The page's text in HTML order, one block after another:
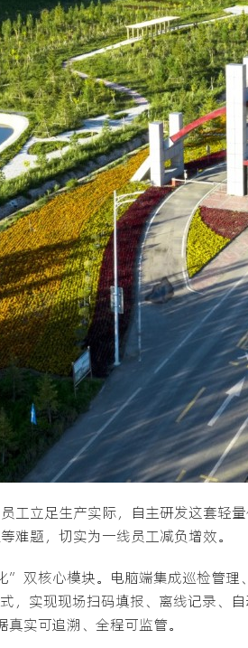
工立足生产实际，自主研发这套轻
难题，切实为一线员工减负增效。
核心模块。电脑端集成巡检管理
实现现场扫码填报、离线记录、
实可追溯、全程可监管。